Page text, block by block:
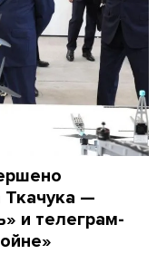
—
и телеграм-